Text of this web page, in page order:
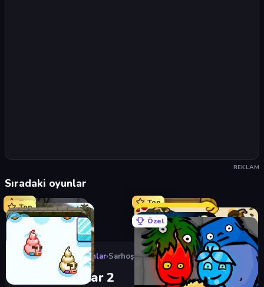
REKLAM
Sıradaki oyunlar
Top Top
Top
Özel
Oyunlar 2 Kişilik Oyunlar›Sarhoş Atıcılar 2
Sarhoş Atıcılar 2